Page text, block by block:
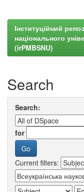
Інституційний
національного
(irPMBSNU)
Search
Search:
for
Current filters: